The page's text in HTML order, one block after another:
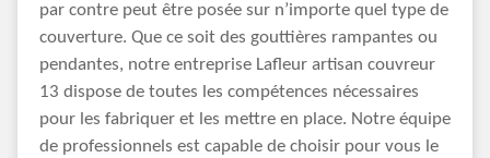
par contre peut être posée sur n’importe quel type de
couverture. Que ce soit des gouttières rampantes ou
pendantes, notre entreprise Lafleur artisan couvreur
13 dispose de toutes les compétences nécessaires
pour les fabriquer et les mettre en place. Notre équipe
de professionnels est capable de choisir pour vous le